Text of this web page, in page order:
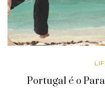
Portugal é o